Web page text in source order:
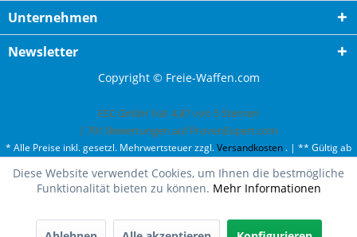
Unternehmen
Newsletter
Copyright © Freie-Waffen.com
ESC GmbH hat 4,87von 5Sternen
| 791 Bewertungen auf ProvenExpert.com
* Alle Preise inkl. gesetzl. Mehrwertsteuer zzgl.Versandkosten . | ** Gültig ab
50¤ Bestellwert und einmal pro Kunde. | *** Innerhalb Deutschland,
ausgenommen Gefahrgut. Weitere Ländern finden Sie unterVersandkosten
Diese Website verwendet Cookies, um Ihnen die bestmögliche
Funktionalität bieten zu können. Mehr Informationen